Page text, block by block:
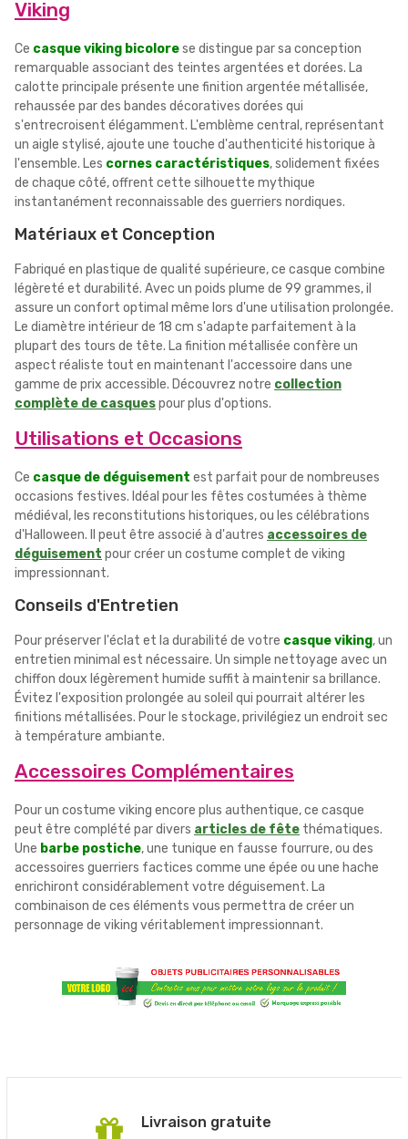
Viking
Ce casque viking bicolorese distingue par sa conception
remarquable associant des teintes argentées et dorées. La
calotte principale présente une finition argentée métallisée,
rehaussée par des bandes décoratives dorées qui
s'entrecroisent élégamment. L'emblème central, représentant
un aigle stylisé, ajoute une touche d'authenticité historique à
l'ensemble. Les cornes caractéristiques, solidement fixées
de chaque côté, offrent cette silhouette mythique
instantanément reconnaissable des guerriers nordiques.
Matériaux et Conception
Fabriqué en plastique de qualité supérieure, ce casque combine
légèreté et durabilité. Avec un poids plume de 99 grammes, il
assure un confort optimal même lors d'une utilisation prolongée.
Le diamètre intérieur de 18 cm s'adapte parfaitement à la
plupart des tours de tête. La finition métallisée confère un
aspect réaliste tout en maintenant l'accessoire dans une
gamme de prix accessible. Découvrez notre collection
complète de casquespour plus d'options.
Utilisations et Occasions
Ce casque de déguisement est parfait pour de nombreuses
occasions festives. Idéal pour les fêtes costumées à thème
médiéval, les reconstitutions historiques, ou les célébrations
d'Halloween. Il peut être associé à d'autres accessoires de
déguisement pour créer un costume complet de viking
impressionnant.
Conseils d'Entretien
Pour préserver l'éclat et la durabilité de votre casque viking, un
entretien minimal est nécessaire. Un simple nettoyage avec un
chiffon doux légèrement humide suffit à maintenir sa brillance.
Évitez l'exposition prolongée au soleil qui pourrait altérer les
finitions métallisées. Pour le stockage, privilégiez un endroit sec
à température ambiante.
Accessoires Complémentaires
Pour un costume viking encore plus authentique, ce casque
peut être complété par divers articles de fête thématiques.
Une barbe postiche, une tunique en fausse fourrure, ou des
accessoires guerriers factices comme une épée ou une hache
enrichiront considérablement votre déguisement. La
combinaison de ces éléments vous permettra de créer un
personnage de viking véritablement impressionnant.
Livraison gratuite